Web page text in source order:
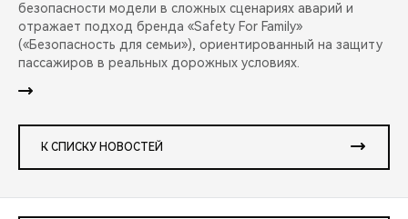
безопасности модели в сложных сценариях аварий и
отражает подход бренда «Safety For Family»
(«Безопасность для семьи»), ориентированный на защиту
пассажиров в реальных дорожных условиях.
К СПИСКУ НОВОСТЕЙ